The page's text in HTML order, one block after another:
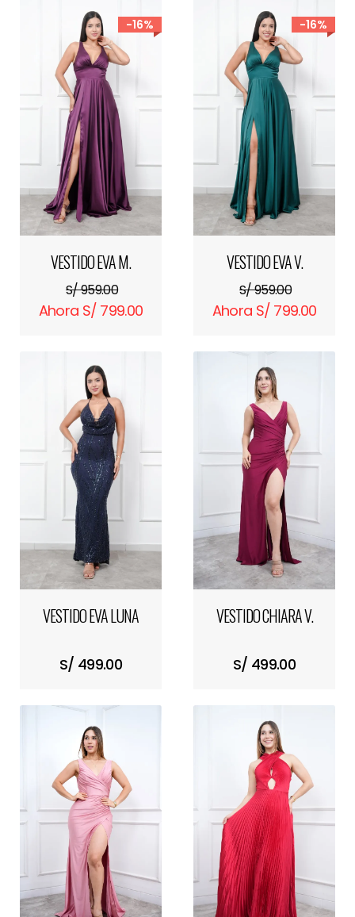
-16%
VESTIDO EVA M.
S/ 959.00
Ahora S/ 799.00
-16%
VESTIDO EVA V.
S/ 959.00
Ahora S/ 799.00
VESTIDO EVA LUNA
S/ 499.00
VESTIDO CHIARA V.
S/ 499.00